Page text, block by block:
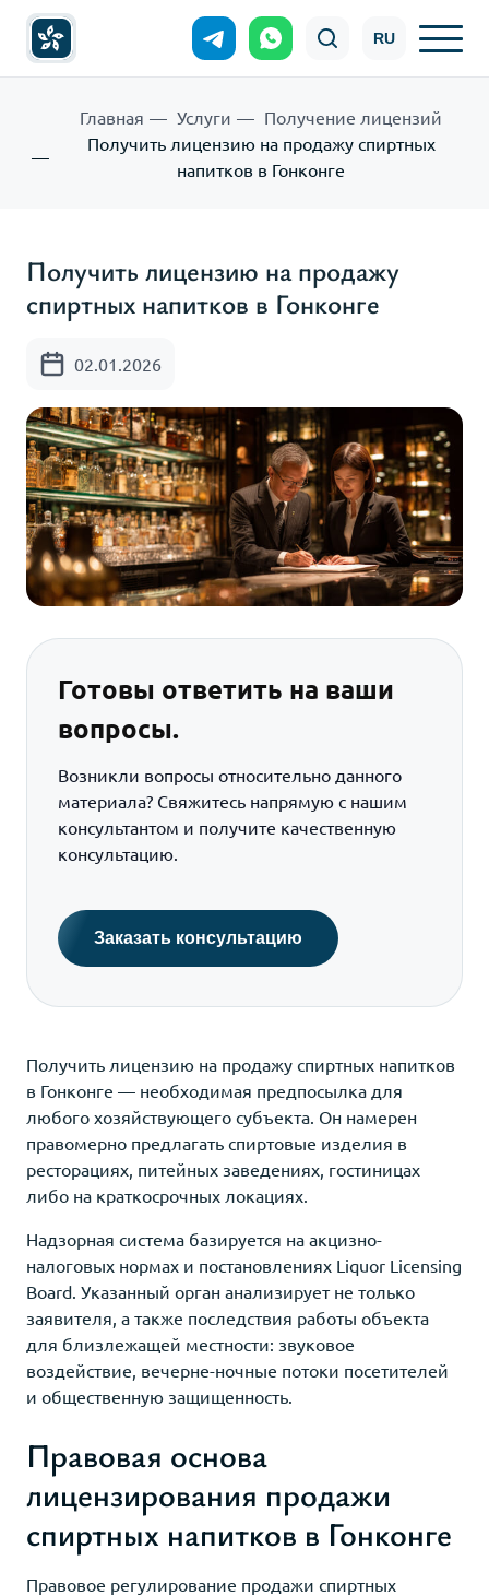
RU
Главная Услуги
Получение лицензий
Получить лицензию на продажу спиртных
напитков в Гонконге
Получить лицензию на продажу
спиртных напитков в Гонконге
02.01.2026
Готовы ответить на ваши
вопросы.
Возникли вопросы относительно данного
материала? Свяжитесь напрямую с нашим
консультантом и получите качественную
консультацию.
Заказать консультацию
Получить лицензию на продажу спиртных напитков
в Гонконге — необходимая предпосылка для
любого хозяйствующего субъекта. Он намерен
правомерно предлагать спиртовые изделия в
ресторациях, питейных заведениях, гостиницах
либо на краткосрочных локациях.
Надзорная система базируется на акцизно-
налоговых нормах и постановлениях Liquor Licensing
Board. Указанный орган анализирует не только
заявителя, а также последствия работы объекта
для близлежащей местности: звуковое
воздействие, вечерне-ночные потоки посетителей
и общественную защищенность.
Правовая основа
лицензирования продажи
спиртных напитков в Гонконге
Правовое регулирование продажи спиртных